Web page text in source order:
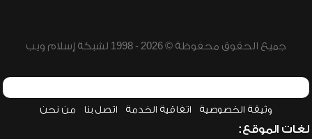
جميع الحقوق محفوظة © 2026 - 1998 لشبكة إسلام ويب
وثيقة الخصوصية اتفاقية الخدمة اتصل بنا من نحن
لغات الموقع: